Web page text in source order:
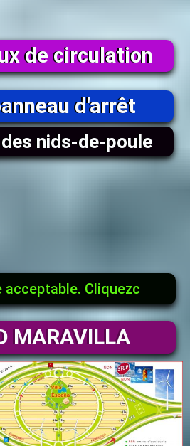
de circulation
d'arrêt
nids-de-poule
Cliquezc
MARAVILLA